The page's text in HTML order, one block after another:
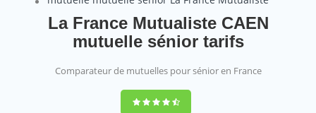
La France Mutualiste CAEN
mutuelle sénior tarifs
Comparateur de mutuelles pour sénior en France